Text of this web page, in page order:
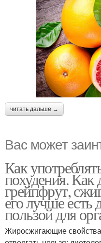
читать дальше →
Вас может
Как
похудения. Как
грейпфрут,
его лучше есть
пользой для
Жиросжигающие